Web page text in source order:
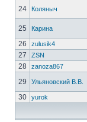
24
Коляныч
25
Карина
26
zulusik4
27
ZSN
28
zanoza867
29
Ульяновский В.В.
30
yurok